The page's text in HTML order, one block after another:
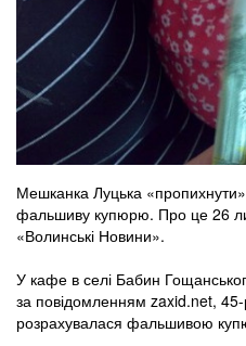
Мешканка Луцька
фальшиву купюрю. Про це 26
«Волинські Новини».
У кафе в селі Бабин
за повідомленням zaxid.net, 45-
розрахувалася фальшивою